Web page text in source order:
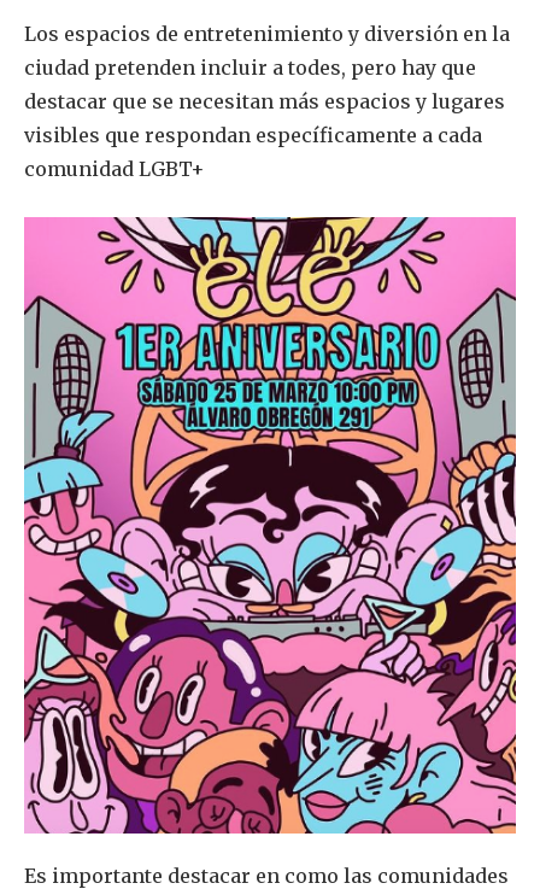
Los espacios de entretenimiento y diversión en la
ciudad pretenden incluir a todes, pero hay que
destacar que se necesitan más espacios y lugares
visibles que respondan específicamente a cada
comunidad LGBT+
Es importante destacar en como las comunidades